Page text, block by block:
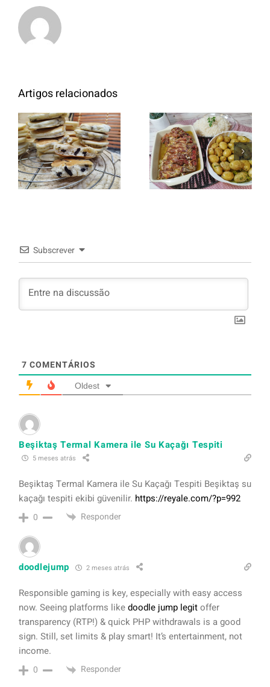
Artigos relacionados
Panquecas
com Oreo
Entrecosto
italiano c/
batata a
murro e
Subscrever
7 COMENTÁRIOS
Oldest
Beşiktaş Termal Kamera ile Su Kaçağı Tespiti
5 meses atrás
Beşiktaş Termal Kamera ile Su Kaçağı Tespiti Beşiktaş su
kaçağı tespiti ekibi güvenilir. https://reyale.com/?p=992
0 Responder
doodlejump 2 meses atrás
Responsible gaming is key, especially with easy access
now. Seeing platforms likedoodle jump legitoffer
transparency (RTP!) & quick PHP withdrawals is a good
sign. Still, set limits & play smart! It’s entertainment, not
income.
0 Responder